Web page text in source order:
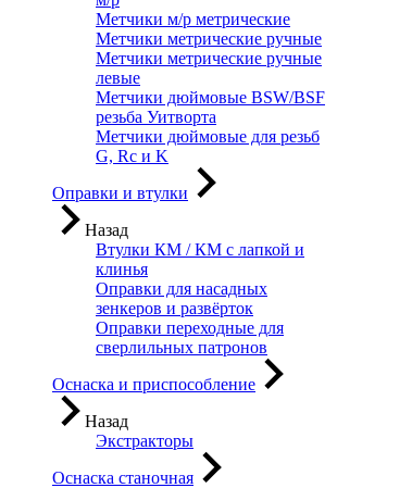
Метчики м/р метрические
Метчики метрические ручные
Метчики метрические ручные
левые
Метчики дюймовые BSW/BSF
резьба Уитворта
Метчики дюймовые для резьб
G, Rc и K
Оправки и втулки
Назад
Втулки КМ / КМ с лапкой и
клинья
Оправки для насадных
зенкеров и развёрток
Оправки переходные для
сверлильных патронов
Оснаска и приспособление
Назад
Экстракторы
Оснаска станочная